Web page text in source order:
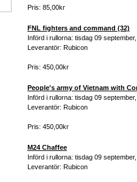
Pris: 85,00kr
FNL fighters and command (32)
Införd i rullorna: tisdag 09
Leverantör: Rubicon
Pris: 450,00kr
People's army of Vietnam with
Införd i rullorna: tisdag 09
Leverantör: Rubicon
Pris: 450,00kr
M24 Chaffee
Införd i rullorna: tisdag 09
Leverantör: Rubicon